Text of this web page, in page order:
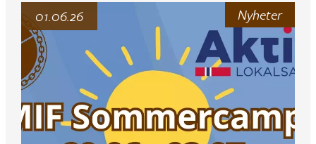
Nyheter
01.06.26